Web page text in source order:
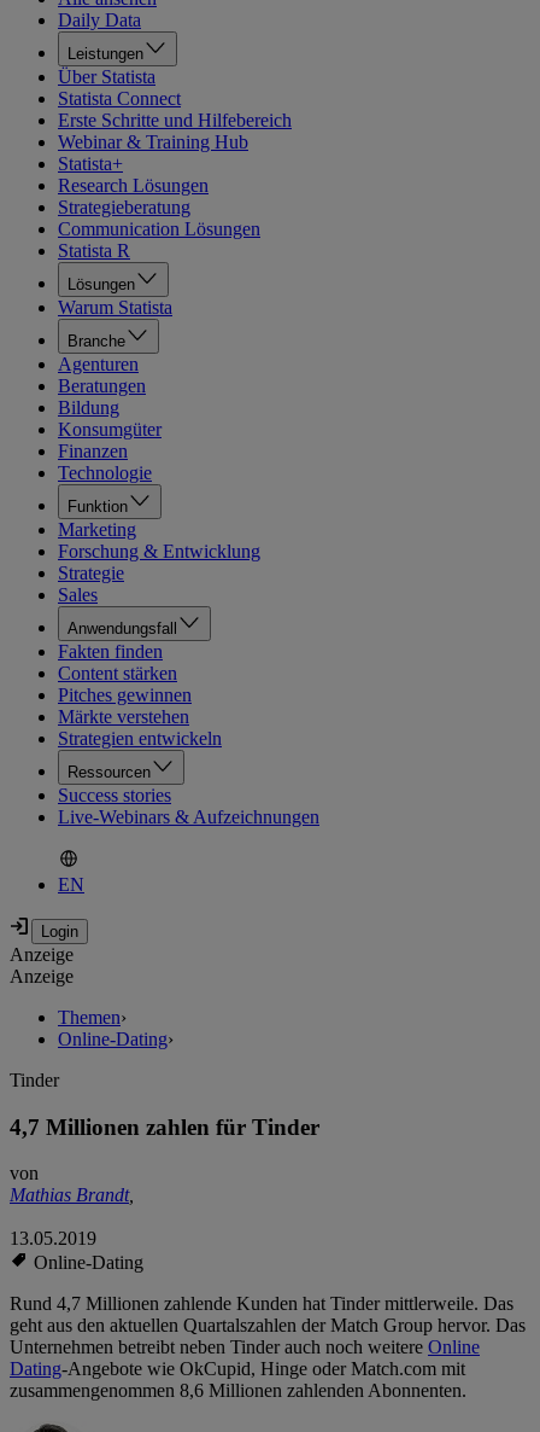
Daily Data
Leistungen
Über Statista
Statista Connect
Erste Schritte und Hilfebereich
Webinar & Training Hub
Statista+
Research Lösungen
Strategieberatung
Communication Lösungen
Statista R
Lösungen
Warum Statista
Branche
Agenturen
Beratungen
Bildung
Konsumgüter
Finanzen
Technologie
Funktion
Marketing
Forschung & Entwicklung
Strategie
Sales
Anwendungsfall
Fakten finden
Content stärken
Pitches gewinnen
Märkte verstehen
Strategien entwickeln
Ressourcen
Success stories
Live-Webinars & Aufzeichnungen
EN
Anzeige
Anzeige
Themen›
Online-Dating›
Tinder
4,7 Millionen zahlen für Tinder
von
Mathias Brandt,
13.05.2019
Online-Dating
Rund 4,7 Millionen zahlende Kunden hat Tinder mittlerweile. Das
geht aus den aktuellen Quartalszahlen der Match Group hervor. Das
Unternehmen betreibt neben Tinder auch noch weitere Online
Dating-Angebote wie OkCupid, Hinge oder Match.com mit
zusammengenommen 8,6 Millionen zahlenden Abonnenten.